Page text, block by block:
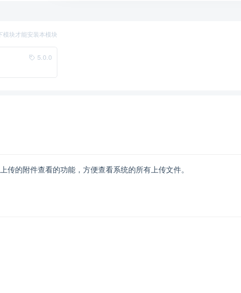
模块才能安装本模块
5.0.0
传的附件查看的功能，方便查看系统的所有上传文件。